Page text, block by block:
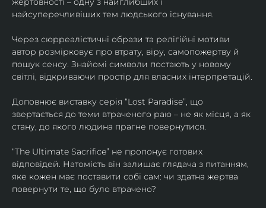
найсуперечливіших тем людського існування.
Через сюрреалістичні образи та релігійні мотиви
автор розмірковує про втрату, віру, самопожертву й
пошук сенсу. Знайомі символи постають у новому
світлі, відкриваючи простір для власних інтерпретацій.
Доповнює виставку серія “Lost Paradise”, що
звертається до теми втраченого раю – не як місця, а як
стану, до якого людина прагне повернутися.
“The Ultimate Sacrifice” не пропонує готових
відповідей. Натомість він залишає глядача з питанням,
яке кожен має поставити собі сам: чи здатна жертва
повернути те, що було втрачено?